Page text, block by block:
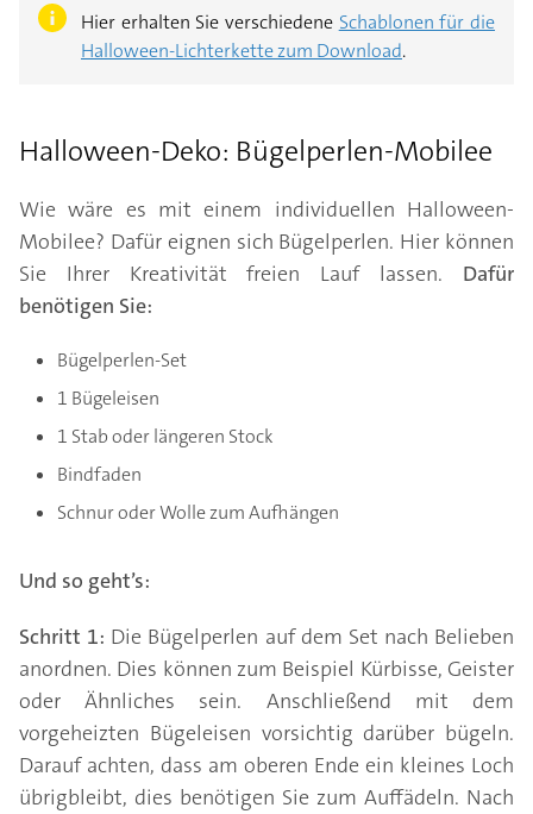
Hier erhalten Sie verschiedene Schablonen für die
Halloween-Lichterkette zum Download.
Halloween-Deko: Bügelperlen-Mobilee
Wie wäre es mit einem individuellen Halloween-
Mobilee? Dafür eignen sich Bügelperlen. Hier können
Sie Ihrer Kreativität freien Lauf lassen. Dafür
benötigen Sie:
Bügelperlen-Set
1 Bügeleisen
1 Stab oder längeren Stock
Bindfaden
Schnur oder Wolle zum Aufhängen
Und so geht’s:
Schritt 1: Die Bügelperlen auf dem Set nach Belieben
anordnen. Dies können zum Beispiel Kürbisse, Geister
oder Ähnliches sein. Anschließend mit dem
vorgeheizten Bügeleisen vorsichtig darüber bügeln.
Darauf achten, dass am oberen Ende ein kleines Loch
übrigbleibt, dies benötigen Sie zum Auffädeln. Nach